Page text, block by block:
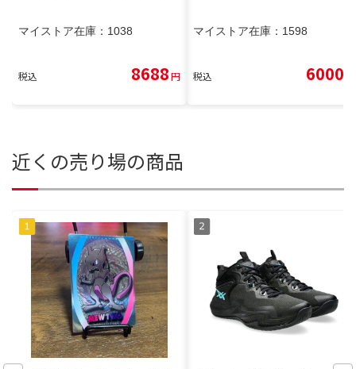
マイストア在庫： 1038
税込 8688円
マイストア在庫： 1598
税込 6000
近くの売り場の商品